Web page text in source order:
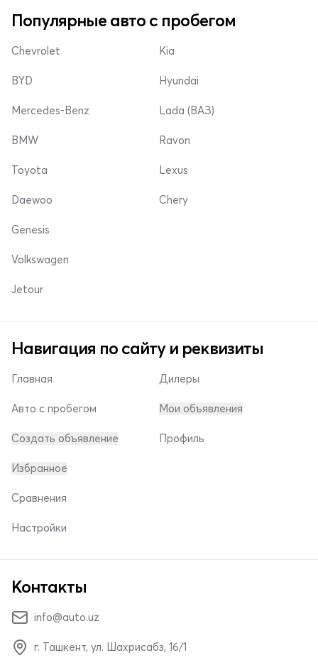
Популярные авто с пробегом
Chevrolet
BYD
Mercedes-Benz
Kia
Hyundai
Lada (ВАЗ)
BMW
Toyota
Daewoo
Ravon
Lexus
Chery
Genesis
Volkswagen
Jetour
Навигация по сайту и реквизиты
Главная
Авто с пробегом
Создать объявление
Дилеры
Мои объявления
Профиль
Избранное
Сравнения
Настройки
Контакты
info@auto.uz
г. Ташкент, ул. Шахрисабз, 16/1